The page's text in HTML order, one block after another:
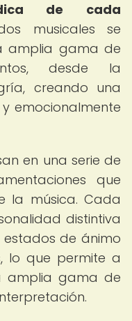
de cada
musicales se
amplia gama de
desde la
creando una
emocionalmente
en una serie de
que
la música. Cada
distintiva
de ánimo
lo que permite a
amplia gama de